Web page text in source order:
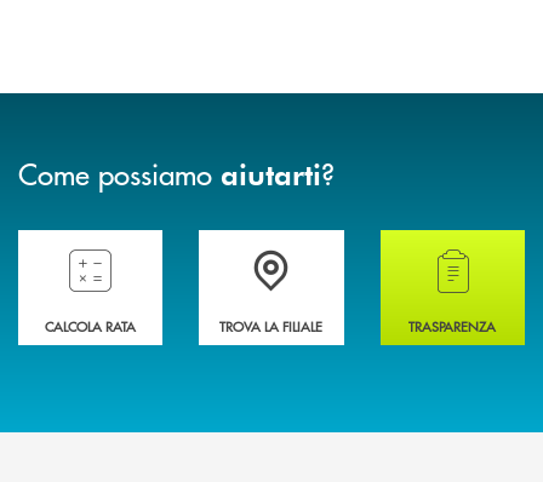
Come possiamo aiutarti?
Compila il preventivatore e calcola la rata del mutuo
CALCOLA RATA
Accedi all' elenco completo delle filiali della
TROVA LA FILIALE
Hai bisogno di
TRASPARENZA